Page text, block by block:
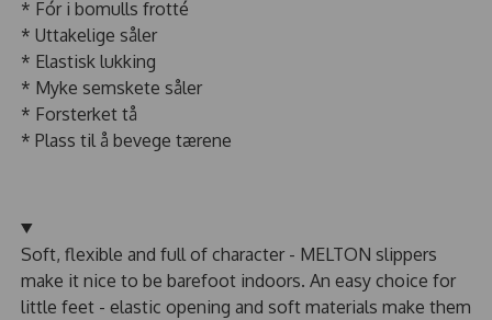
* Fór i bomulls frotté
* Uttakelige såler
* Elastisk lukking
* Myke semskete såler
* Forsterket tå
* Plass til å bevege tærene
Soft, flexible and full of character - MELTON slippers
make it nice to be barefoot indoors. An easy choice for
little feet - elastic opening and soft materials make them